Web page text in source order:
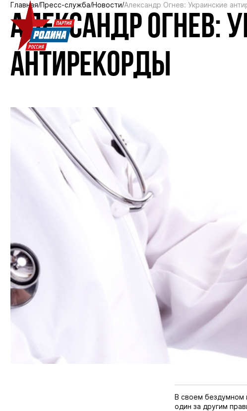
Главная Пресс-служба Новости Александр Огнев: Украинские
АЛЕКСАНДР ОГНЕВ:
АНТИРЕКОРДЫ
В своем бездумном
один за другим